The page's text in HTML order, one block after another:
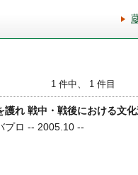
1 件中、 1 件目
れ 戦中・戦後における文
プロ -- 2005.10 --